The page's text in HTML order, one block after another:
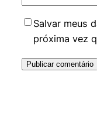
Salvar meus
próxima vez